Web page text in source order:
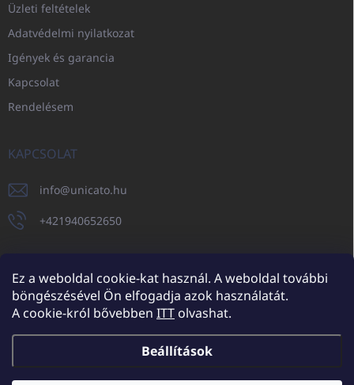
Ez a weboldal cookie-kat használ. A weboldal további
böngészésével Ön elfogadja azok használatát.
A cookie-król bővebben ITTolvashat.
Beállítások
Üzleti feltételek
Adatvédelmi nyilatkozat
Igények és garancia
Kapcsolat
Rendelésem
KAPCSOLAT
info@unicato.hu
+421940652650
UNICATO.sk UNICATOshop.cz UNICATO.at UNICATO.hu
UNICATOshop.pl UNICATOshop.de